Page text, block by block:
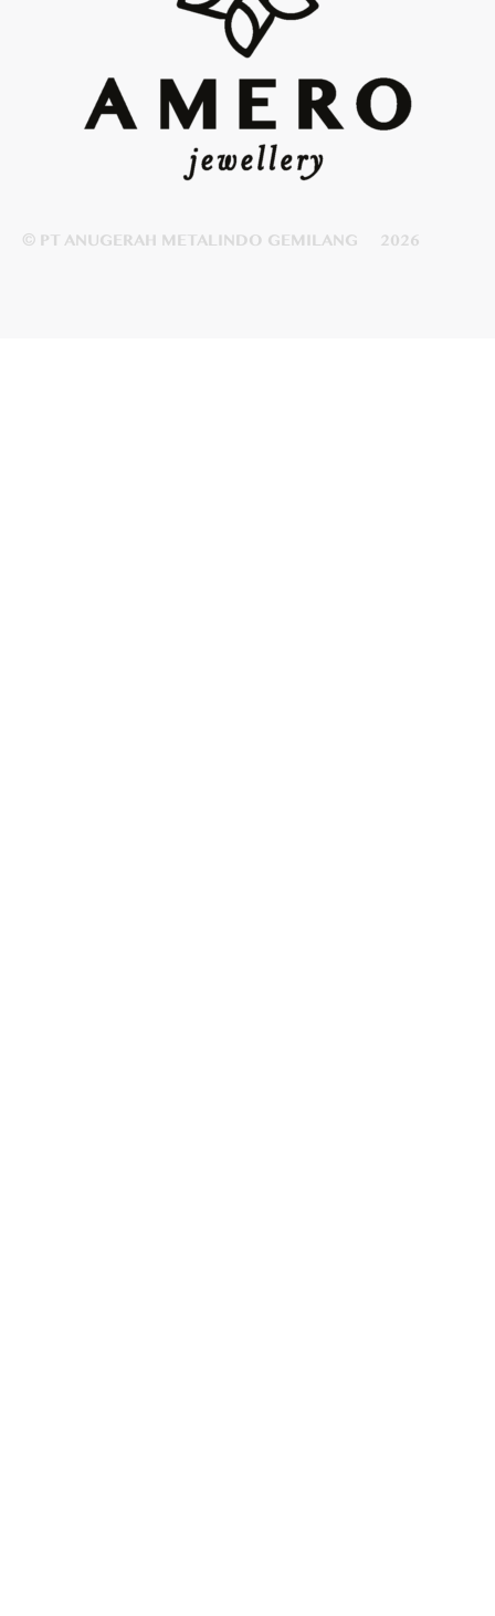
© PT ANUGERAH METALINDO GEMILANG 2026